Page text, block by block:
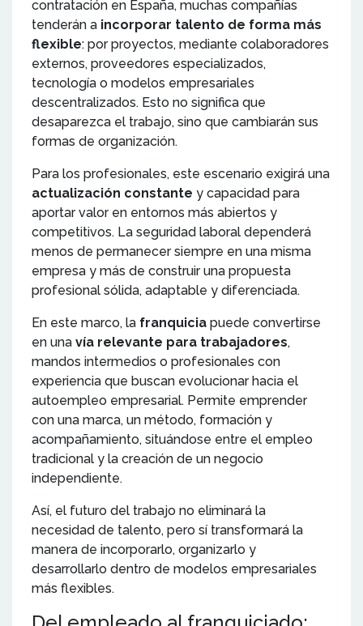
contratación en España, muchas compañías
tenderán a incorporar talento de forma más
flexible: por proyectos, mediante colaboradores
externos, proveedores especializados,
tecnología o modelos empresariales
descentralizados. Esto no significa que
desaparezca el trabajo, sino que cambiarán sus
formas de organización.
Para los profesionales, este escenario exigirá una
actualización constante y capacidad para
aportar valor en entornos más abiertos y
competitivos. La seguridad laboral dependerá
menos de permanecer siempre en una misma
empresa y más de construir una propuesta
profesional sólida, adaptable y diferenciada.
En este marco, la franquicia puede convertirse
en una vía relevante para trabajadores,
mandos intermedios o profesionales con
experiencia que buscan evolucionar hacia el
autoempleo empresarial. Permite emprender
con una marca, un método, formación y
acompañamiento, situándose entre el empleo
tradicional y la creación de un negocio
independiente.
Así, el futuro del trabajo no eliminará la
necesidad de talento, pero sí transformará la
manera de incorporarlo, organizarlo y
desarrollarlo dentro de modelos empresariales
más flexibles.